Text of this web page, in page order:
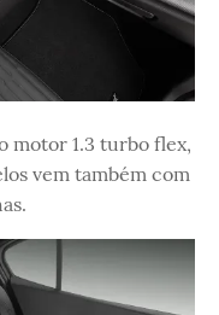
motor 1.3 turbo flex,
vem também com